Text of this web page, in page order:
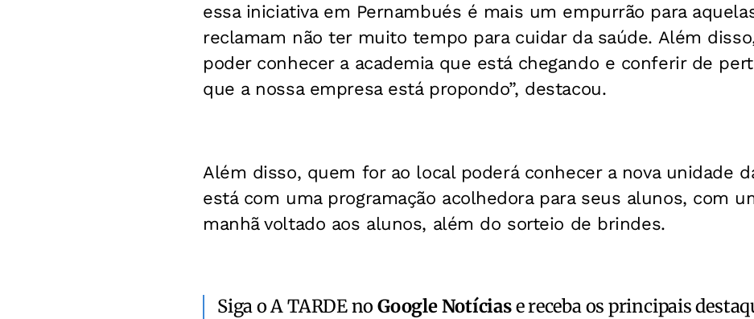
essa iniciativa em Pernambués é mais um empurrão para
reclamam não ter muito tempo para cuidar da saúde. Além
poder conhecer a academia que está chegando e conferir de
que a nossa empresa está propondo”, destacou.
Além disso, quem for ao local poderá conhecer a nova unidade
está com uma programação acolhedora para seus alunos, com
manhã voltado aos alunos, além do sorteio de brindes.
Siga o A TARDE noGoogle Notíciase receba os principais